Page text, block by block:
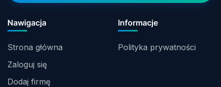
Nawigacja
Strona główna
Zaloguj się
Dodaj firmę
Informacje
Polityka prywatności